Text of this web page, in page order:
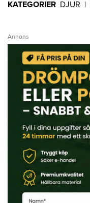
KATEGORIER DJUR |
Annons